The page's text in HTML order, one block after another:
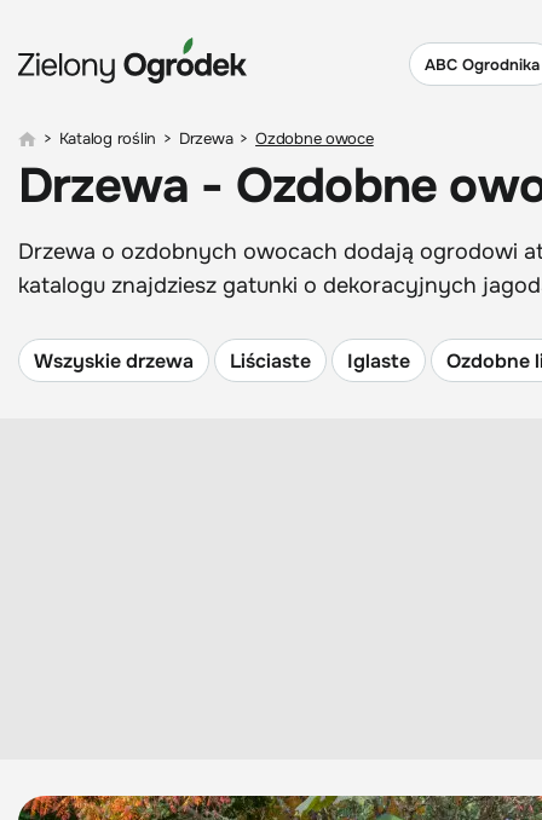
ABC Ogrodnika
> Katalog roślin > Drzewa > Ozdobne owoce
Drzewa - Ozdobne
Drzewa o ozdobnych owocach dodają ogrodowi
katalogu znajdziesz gatunki o dekoracyjnych
Wszyskie drzewa Liściaste Iglaste Ozdobne